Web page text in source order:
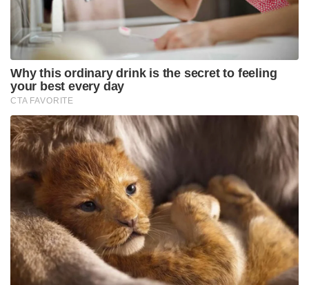
Why this ordinary drink is the secret to feeling
your best every day
CTA FAVORITE